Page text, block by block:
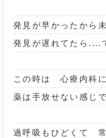
発見が早かったから
発見が遅れてたら....
この時は 心療内科
薬は手放せない感じ
過呼吸もひどくて